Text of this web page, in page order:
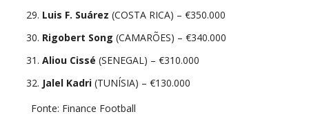
Luis F. Suárez (COSTA RICA) – €350.000
Rigobert Song (CAMARÕES) – €340.000
Aliou Cissé (SENEGAL) – €310.000
Jalel Kadri(TUNÍSIA) – €130.000
Fonte: Finance Football